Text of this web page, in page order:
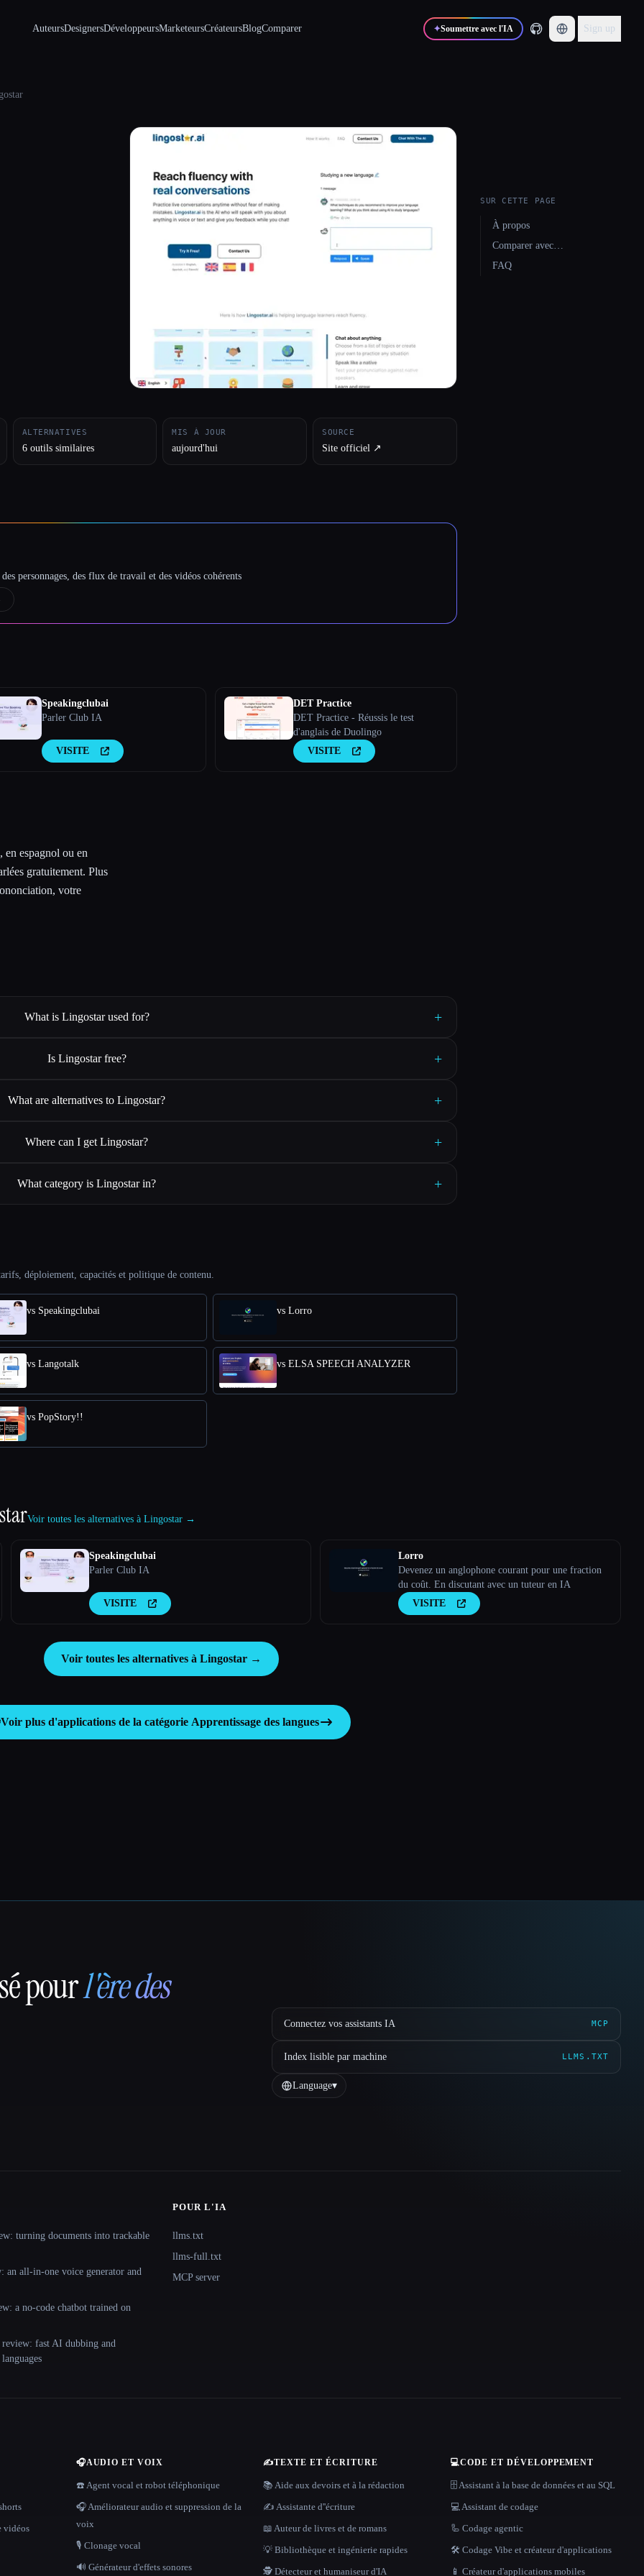
AuteursDesignersDéveloppeursMarketeursCréateursBlogComparer ✦Soumettre avec l'IA Sign up
ALTERNATIVES
6 outils similaires
MIS À JOUR
aujourd'hui
SOURCE
Site officiel ↗︎
personnages, des flux de travail et des vidéos cohérents
Speakingclubai
Parler Club IA
VISITE
DET Practice
DET Practice - Réussis le test
d'anglais de Duolingo
VISITE
en espagnol ou en
gratuitement. Plus
votre
What is Lingostar used for? +
Is Lingostar free? +
What are alternatives to Lingostar? +
Where can I get Lingostar? +
What category is Lingostar in? +
déploiement, capacités et politique de contenu.
vs Speakingclubai vs Lorro
vs Langotalk vs ELSA SPEECH ANALYZER
vs PopStory!!
SUR CETTE PAGE
À propos
Comparer avec…
FAQ
Voir toutes les alternatives à Lingostar →
Speakingclubai
Parler Club IA
VISITE
Lorro
Devenez un anglophone courant pour une fraction
du coût. En discutant avec un tuteur en IA
VISITE
Voir toutes les alternatives à Lingostar →
Voir plus d'applications de la catégorie Apprentissage des langues
pourl'ère des
Connectez vos assistants IA MCP
Index lisible par machine LLMS.TXT
Language▾
turning documents into trackable
an all-in-one voice generator and
a no-code chatbot trained on
review: fast AI dubbing and
POUR L'IA
llms.txt
llms-full.txt
MCP server
vidéos
🎧AUDIO ET VOIX
☎️ Agent vocal et robot téléphonique
🎧 Améliorateur audio et suppression de la
voix
🎙️ Clonage vocal
🔊 Générateur d'effets sonores
✍️TEXTE ET ÉCRITURE
📚 Aide aux devoirs et à la rédaction
✍️ Assistante d''écriture
📖 Auteur de livres et de romans
💡 Bibliothèque et ingénierie rapides
🕵️ Détecteur et humaniseur d'IA
💻CODE ET DÉVELOPPEMENT
🗄️ Assistant à la base de données et au SQL
💻 Assistant de codage
🦾 Codage agentic
🛠️ Codage Vibe et créateur d'applications
📱 Créateur d'applications mobiles